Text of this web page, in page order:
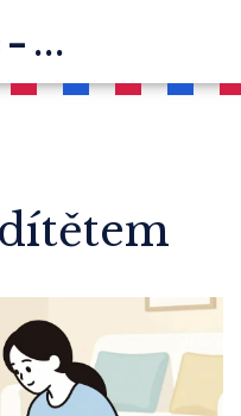
Inspirace Liberec – psychoterapie